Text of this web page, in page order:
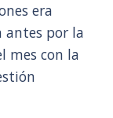
era
antes por la
mes con la